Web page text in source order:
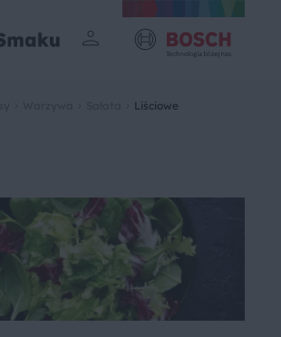
Liściowe